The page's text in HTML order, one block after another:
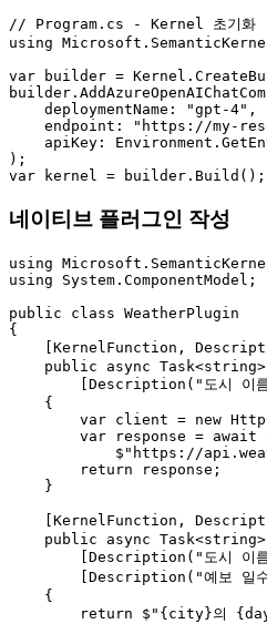
// Program.cs - Kernel 초기화
using
var builder =
    deploymentName: "gpt-4",
endpoint: "https://my-
apiKey:
);
var kernel = builder.Build();
네이티브 플러그인 작성
using
using System.ComponentModel;
public class WeatherPlugin
{
[KernelFunction,
public async
[Description("도시 이
    {
var client = new
var response = await
$"https://
        return response;
    }
[KernelFunction,
public async
[Description("도시 이
[Description("예보 일
    {
return $"{city}의